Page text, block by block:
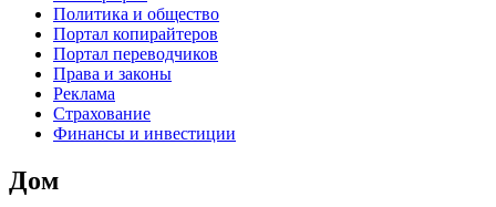
Политика и общество
Портал копирайтеров
Портал переводчиков
Права и законы
Реклама
Страхование
Финансы и инвестиции
Дом